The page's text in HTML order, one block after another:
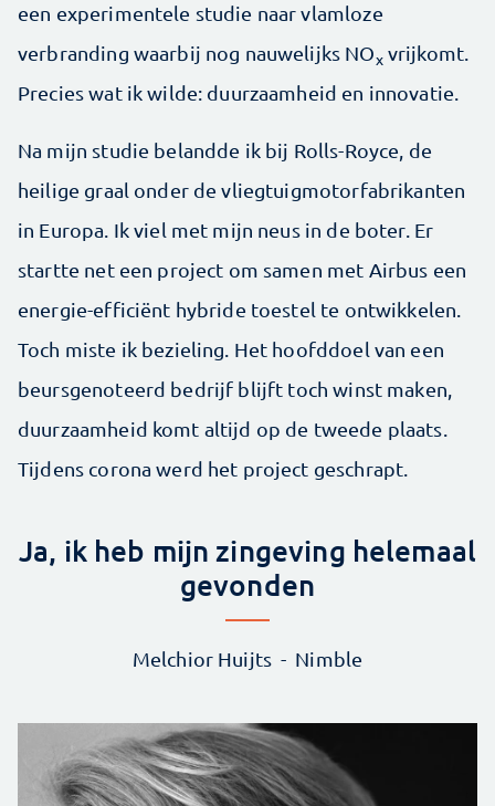
een experimentele studie naar vlamloze
verbranding waarbij nog nauwelijks NOxvrijkomt.
Precies wat ik wilde: duurzaamheid en innovatie.
Na mijn studie belandde ik bij Rolls-Royce, de
heilige graal onder de vliegtuigmotorfabrikanten
in Europa. Ik viel met mijn neus in de boter. Er
startte net een project om samen met Airbus een
energie-efficiënt hybride toestel te ontwikkelen.
Toch miste ik bezieling. Het hoofddoel van een
beursgenoteerd bedrijf blijft toch winst maken,
duurzaamheid komt altijd op de tweede plaats.
Tijdens corona werd het project geschrapt.
Ja, ik heb mijn zingeving helemaal
gevonden
Melchior Huijts Nimble